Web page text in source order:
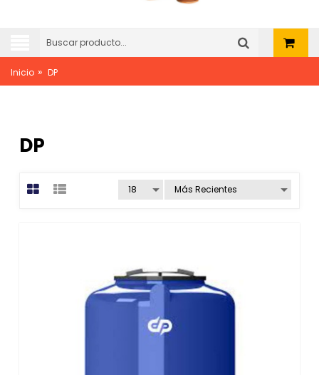
Inicio » DP
DP